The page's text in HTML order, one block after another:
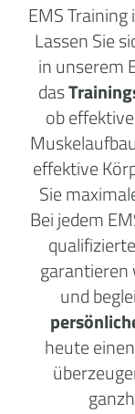
EMS
Lassen Sie
in unserem
das
ob
effektive
Sie
Bei jedem
garantieren
und
heute